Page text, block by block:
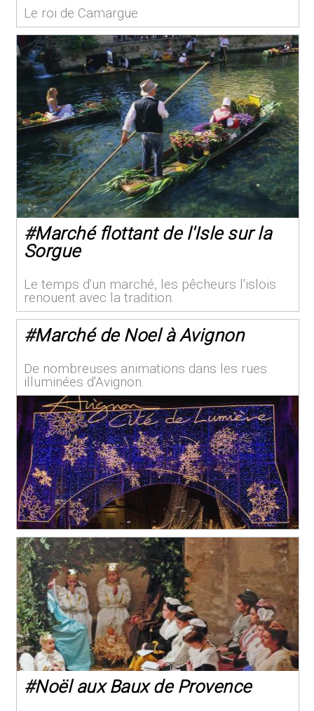
Le roi de Camargue
#Marché flottant de l'Isle sur la
Sorgue
Le temps d'un marché, les pêcheurs l'islois
renouent avec la tradition.
#Marché de Noel à Avignon
De nombreuses animations dans les rues
illuminées d'Avignon.
#Noël aux Baux de Provence